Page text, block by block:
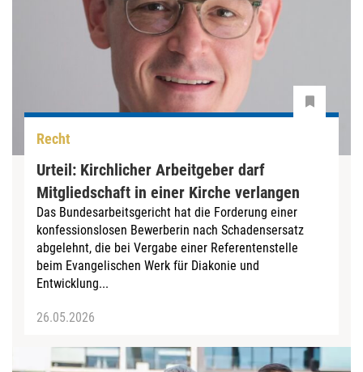
Recht
Urteil: Kirchlicher Arbeitgeber darf
Mitgliedschaft in einer Kirche verlangen
Das Bundesarbeitsgericht hat die Forderung einer
konfessionslosen Bewerberin nach Schadensersatz
abgelehnt, die bei Vergabe einer Referentenstelle
beim Evangelischen Werk für Diakonie und
Entwicklung...
26.05.2026